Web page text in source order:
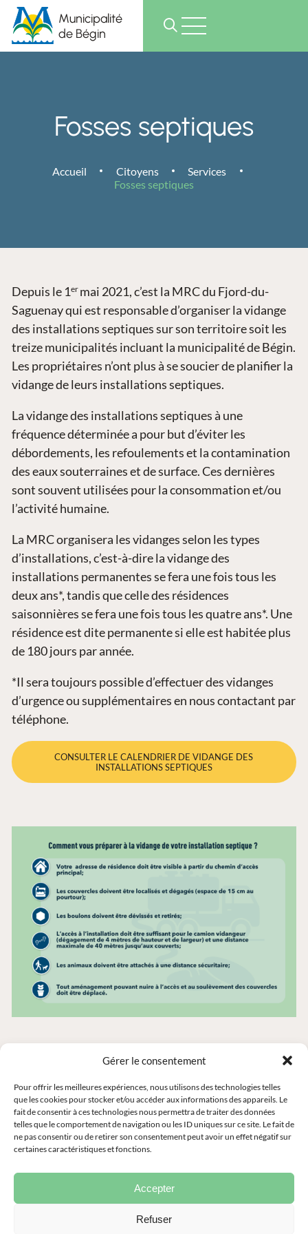
Gérer le consentement
Pour offrir les meilleures expériences, nous utilisons des technologies telles
que les cookies pour stocker et/ou accéder aux informations des appareils. Le
fait de consentir à ces technologies nous permettra de traiter des données
telles que le comportement de navigation ou les ID uniques sur ce site. Le fait de
ne pas consentir ou de retirer son consentement peut avoir un effet négatif sur
certaines caractéristiques et fonctions.
Accepter
Refuser
Municipalité
de Bégin
Fosses septiques
Accueil Citoyens
Services
Fosses septiques
Depuis le 1er mai 2021, c’est la MRC du Fjord-du-
Saguenay qui est responsable d’organiser la vidange
des installations septiques sur son territoire soit les
treize municipalités incluant la municipalité de Bégin.
Les propriétaires n’ont plus à se soucier de planifier la
vidange de leurs installations septiques.
La vidange des installations septiques à une
fréquence déterminée a pour but d’éviter les
débordements, les refoulements et la contamination
des eaux souterraines et de surface. Ces dernières
sont souvent utilisées pour la consommation et/ou
l’activité humaine.
La MRC organisera les vidanges selon les types
d’installations, c’est-à-dire la vidange des
installations permanentes se fera une fois tous les
deux ans*, tandis que celle des résidences
saisonnières se fera une fois tous les quatre ans*. Une
résidence est dite permanente si elle est habitée plus
de 180 jours par année.
*Il sera toujours possible d’effectuer des vidanges
d’urgence ou supplémentaires en nous contactant par
téléphone.
CONSULTER LE CALENDRIER DE VIDANGE DES
INSTALLATIONS SEPTIQUES
Municipalité de Bégin
126, Brassard Bégin QC G0V 1B0
Téléphone :418 672-4270
Courriel :info@begin.ca